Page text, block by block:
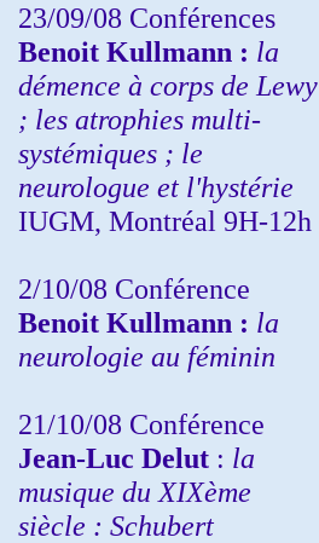
23/09/08 Conférences
Benoit Kullmann : la
démence à corps de Lewy
; les atrophies multi-
systémiques ; le
neurologue et l'hystérie
IUGM, Montréal 9H-12h
2/10/08 Conférence
Benoit Kullmann : la
neurologie au féminin
21/10/08 Conférence
Jean-Luc Delut : la
musique du XIXème
siècle : Schubert